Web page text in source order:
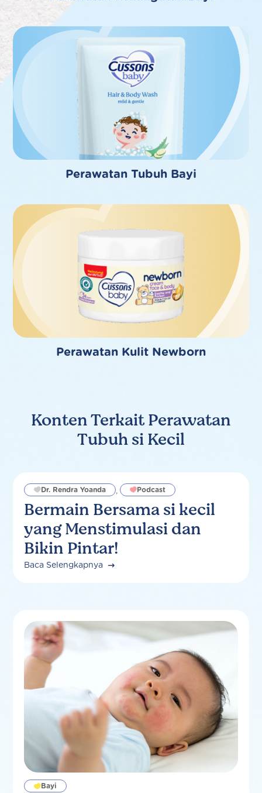
Perawatan Tubuh Bayi
Perawatan Kulit Newborn
Konten Terkait Perawatan
Tubuh si Kecil
Bermain Bersama si kecil
yang Menstimulasi dan
Bikin Pintar!
Dr. Rendra Yoanda , Podcast
Baca Selengkapnya
Bayi